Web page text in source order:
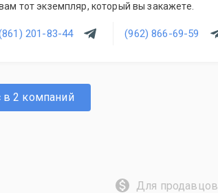
тот экземпляр, который вы закажете.
201-83-44 (962) 866-69-59
в 2 компаний
Для продавцов